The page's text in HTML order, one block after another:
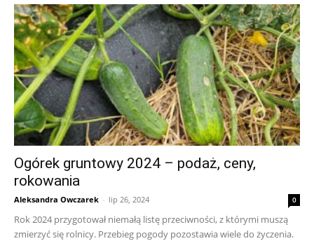
Ogórek gruntowy 2024 – podaż, ceny,
rokowania
Aleksandra Owczarek - lip 26, 2024 0
Rok 2024 przygotował niemałą listę przeciwności, z którymi muszą
zmierzyć się rolnicy. Przebieg pogody pozostawia wiele do życzenia.